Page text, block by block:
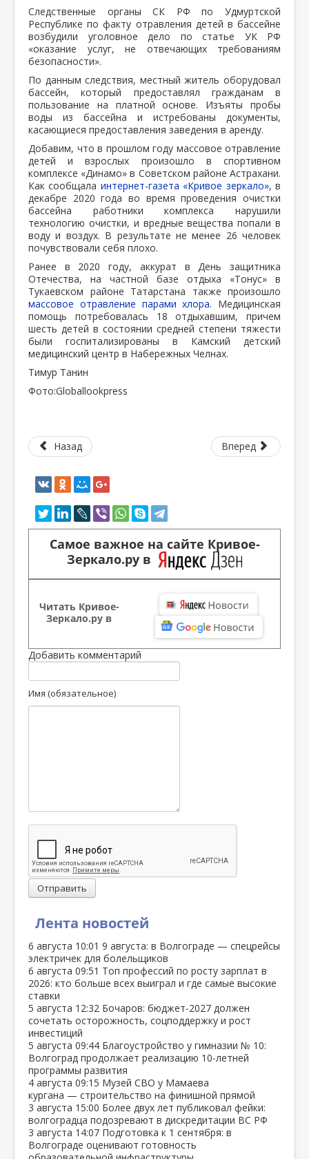
Лента новостей
6 августа 10:01 9 августа: в Волгограде — спецрейсы
электричек для болельщиков
6 августа 09:51 Топ профессий по росту зарплат в
2026: кто больше всех выиграл и где самые высокие
ставки
5 августа 12:32 Бочаров: бюджет‑2027 должен
сочетать осторожность, соцподдержку и рост
инвестиций
5 августа 09:44 Благоустройство у гимназии № 10:
Волгоград продолжает реализацию 10‑летней
программы развития
4 августа 09:15 Музей СВО у Мамаева
кургана — строительство на финишной прямой
3 августа 15:00 Более двух лет публиковал фейки:
волгоградца подозревают в дискредитации ВС РФ
3 августа 14:07 Подготовка к 1 сентября: в
Волгограде оценивают готовность
Следственные органы СК РФ по Удмуртской
Республике по факту отравления детей в бассейне
возбудили уголовное дело по статье УК РФ
«оказание услуг, не отвечающих требованиям
безопасности».
По данным следствия, местный житель оборудовал
бассейн, который предоставлял гражданам в
пользование на платной основе. Изъяты пробы
воды из бассейна и истребованы документы,
касающиеся предоставления заведения в аренду.
Добавим, что в прошлом году массовое отравление
детей и взрослых произошло в спортивном
комплексе «Динамо» в Советском районе Астрахани.
Как сообщала интернет-газета «Кривое зеркало», в
декабре 2020 года во время проведения очистки
бассейна работники комплекса нарушили
технологию очистки, и вредные вещества попали в
воду и воздух. В результате не менее 26 человек
почувствовали себя плохо.
Ранее в 2020 году, аккурат в День защитника
Отечества, на частной базе отдыха «Тонус» в
Тукаевском районе Татарстана также произошло
массовое отравление парами хлора. Медицинская
помощь потребовалась 18 отдыхавшим, причем
шесть детей в состоянии средней степени тяжести
были госпитализированы в Камский детский
медицинский центр в Набережных Челнах.
Тимур Танин
Фото:Globallookpress
Назад Вперед
Самое важное на сайте Кривое-
Зеркало.ру в
Читать Кривое-
Зеркало.ру в
Добавить комментарий
Имя (обязательное)
Отправить